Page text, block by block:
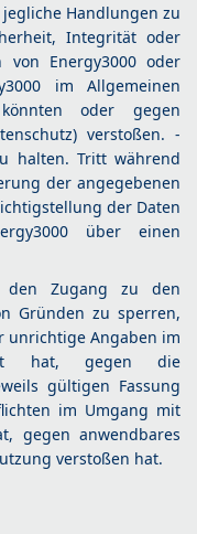
Handlungen zu
Integrität oder
von Energy3000 oder
im Allgemeinen
oder gegen
verstoßen. -
halten. Tritt während
der angegebenen
der Daten
über einen
den Zugang zu den
Gründen zu sperren,
unrichtige Angaben im
hat, gegen die
gültigen Fassung
im Umgang mit
gegen anwendbares
verstoßen hat.